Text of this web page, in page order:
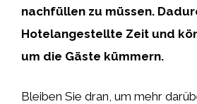
nachfüllen zu müssen.
Hotelangestellte Zeit und
um die Gäste kümmern.
Bleiben Sie dran, um mehr